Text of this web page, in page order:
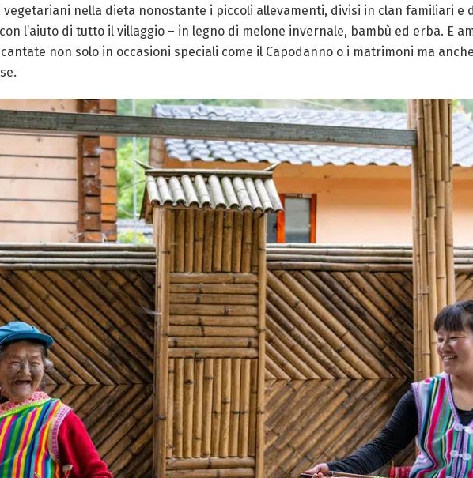
nella dieta nonostante i piccoli allevamenti, divisi in clan familiari e
l’aiuto di tutto il villaggio – in legno di melone invernale, bambù ed erba. E
non solo in occasioni speciali come il Capodanno o i matrimoni ma